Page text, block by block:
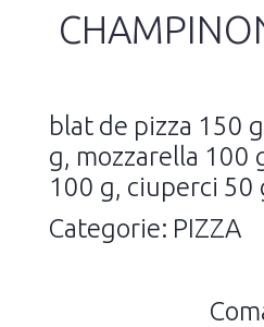
blat de pizza 150
g, mozzarella 100
100 g, ciuperci 50
Categorie: PIZZA